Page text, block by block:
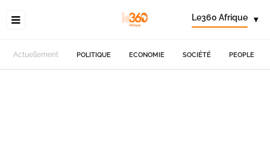
Le360 Afrique ▾
Actuellement POLITIQUE ECONOMIE SOCIÉTÉ PEOPLE